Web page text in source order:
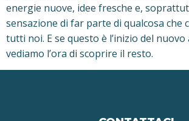
energie nuove, idee fresche e,
sensazione di far parte di qualcosa che
tutti noi. E se questo è l’inizio del
vediamo l’ora di scoprire il resto.